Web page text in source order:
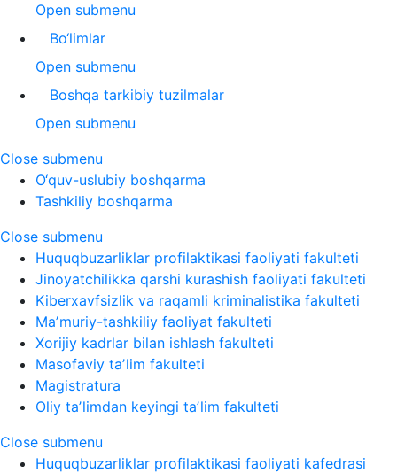
Open submenu
Bo‘limlar
Open submenu
Boshqa tarkibiy tuzilmalar
Open submenu
Close submenu
O‘quv-uslubiy boshqarma
Tashkiliy boshqarma
Close submenu
Huquqbuzarliklar profilaktikasi faoliyati fakulteti
Jinoyatchilikka qarshi kurashish faoliyati fakulteti
Kiberxavfsizlik va raqamli kriminalistika fakulteti
Maʼmuriy-tashkiliy faoliyat fakulteti
Xorijiy kadrlar bilan ishlash fakulteti
Masofaviy taʼlim fakulteti
Magistratura
Oliy taʼlimdan keyingi taʼlim fakulteti
Close submenu
Huquqbuzarliklar profilaktikasi faoliyati kafedrasi